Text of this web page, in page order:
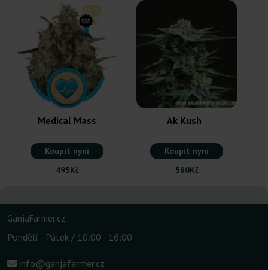
Medical Mass
Koupit nyní
495Kč
Ak Kush
Koupit nyní
580Kč
GanjaFarmer.cz
Pondělí - Pátek / 10:00 - 16:00
info@ganjafarmer.cz